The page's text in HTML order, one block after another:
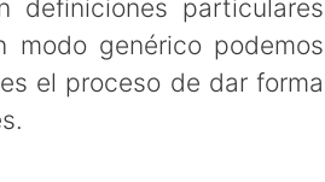
particulares
genérico podemos
es el proceso de dar forma